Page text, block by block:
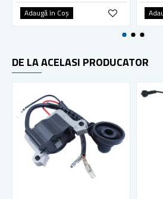
Adaugă în Coş
DE LA ACELASI PRODUCATOR